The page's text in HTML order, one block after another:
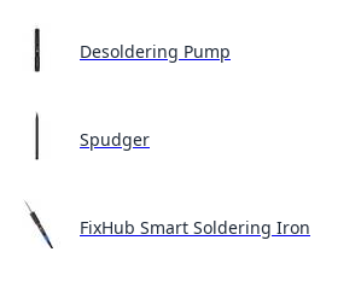
Desoldering Pump
Spudger
FixHub Smart Soldering Iron